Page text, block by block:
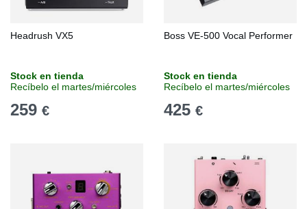
Headrush VX5
Stock en tienda
Recíbelo el martes/miércoles
259 €
Boss VE-500 Vocal Performer
Stock en tienda
Recíbelo el martes/miércoles
425 €